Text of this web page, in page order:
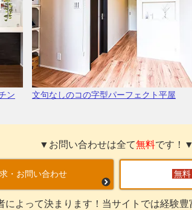
ン 文句なしのコの字型パーフェクト平屋
▼お問い合わせは全て無料です！▼
・お問い合わせ
によって決まります！当サイトでは経験豊